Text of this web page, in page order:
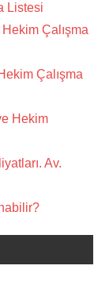
Listesi
Çalışma
Çalışma
Hekim
Av.